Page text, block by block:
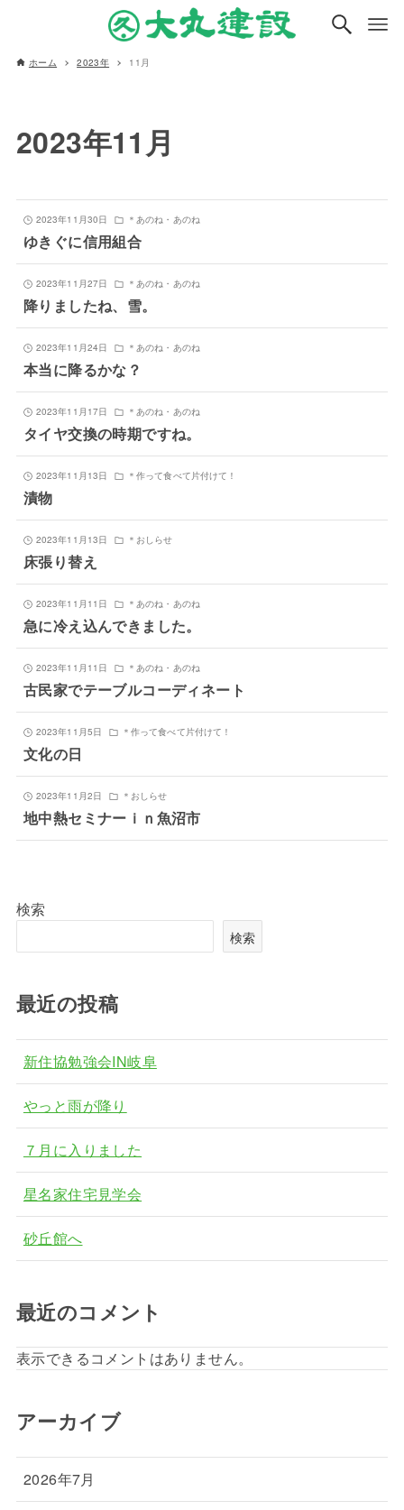
ホーム 2023年 11月
2023年11月
2023年11月30日 ＊あのね・あのね
ゆきぐに信用組合
2023年11月27日 ＊あのね・あのね
降りましたね、雪。
2023年11月24日 ＊あのね・あのね
本当に降るかな？
2023年11月17日 ＊あのね・あのね
タイヤ交換の時期ですね。
2023年11月13日 ＊作って食べて片付けて！
漬物
2023年11月13日 ＊おしらせ
床張り替え
2023年11月11日 ＊あのね・あのね
急に冷え込んできました。
2023年11月11日 ＊あのね・あのね
古民家でテーブルコーディネート
2023年11月5日 ＊作って食べて片付けて！
文化の日
2023年11月2日 ＊おしらせ
地中熱セミナーｉｎ魚沼市
検索
検索
最近の投稿
新住協勉強会IN岐阜
やっと雨が降り
７月に入りました
星名家住宅見学会
砂丘館へ
最近のコメント
表示できるコメントはありません。
アーカイブ
2026年7月